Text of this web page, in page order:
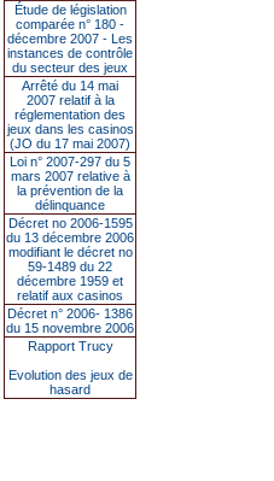
Étude de législation
comparée n° 180 -
décembre 2007 - Les
instances de contrôle
du secteur des jeux
Arrêté du 14 mai
2007 relatif à la
réglementation des
jeux dans les casinos
(JO du 17 mai 2007)
Loi n° 2007-297 du 5
mars 2007 relative à
la prévention de la
délinquance
Décret no 2006-1595
du 13 décembre 2006
modifiant le décret no
59-1489 du 22
décembre 1959 et
relatif aux casinos
Décret n° 2006- 1386
du 15 novembre 2006
Rapport Trucy
Evolution des jeux de
hasard